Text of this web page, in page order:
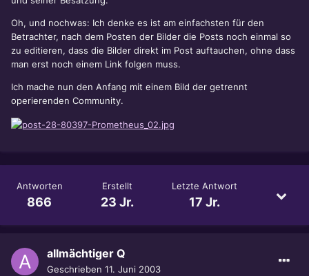
Oh, und nochwas: Ich denke es ist am einfachsten für den
Betrachter, nach dem Posten der Bilder die Posts noch einmal so
zu editieren, dass die Bilder direkt im Post auftauchen, ohne dass
man erst noch einem Link folgen muss.
Ich mache nun den Anfang mit einem Bild der getrennt
operierenden Community.
Antworten
866
Erstellt
23 Jr.
Letzte Antwort
17 Jr.
allmächtiger Q
Geschrieben 11. Juni 2003